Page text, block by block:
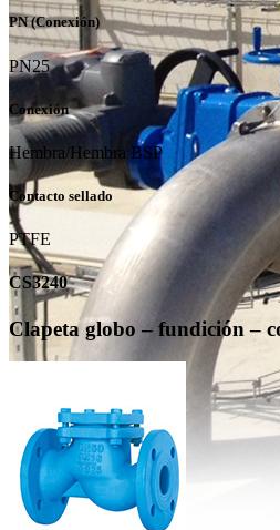
PN (Conexión)
PN25
Conexión
Hembra/Hembra BSP
Contacto sellado
PTFE
CS3240
Clapeta globo – fundición –